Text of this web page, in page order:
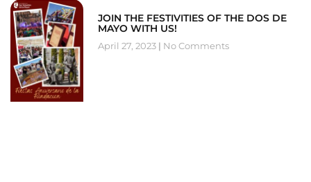
JOIN THE FESTIVITIES OF THE DOS DE
MAYO WITH US!
April 27, 2023 No Comments